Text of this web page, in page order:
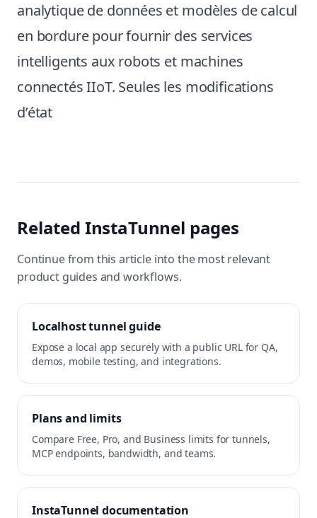
analytique de données et modèles de calcul
en bordure pour fournir des services
intelligents aux robots et machines
connectés IIoT. Seules les modifications
d’état
Related InstaTunnel pages
Continue from this article into the most relevant
product guides and workflows.
Localhost tunnel guide
Expose a local app securely with a public URL for QA,
demos, mobile testing, and integrations.
Plans and limits
Compare Free, Pro, and Business limits for tunnels,
MCP endpoints, bandwidth, and teams.
InstaTunnel documentation